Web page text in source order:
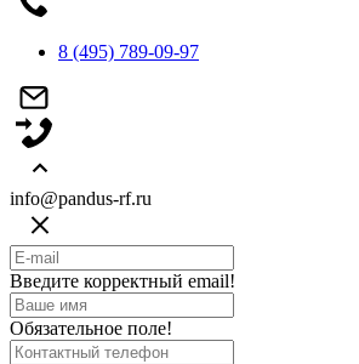
8 (495) 789-09-97
info@pandus-rf.ru
Введите корректный email!
Обязательное поле!